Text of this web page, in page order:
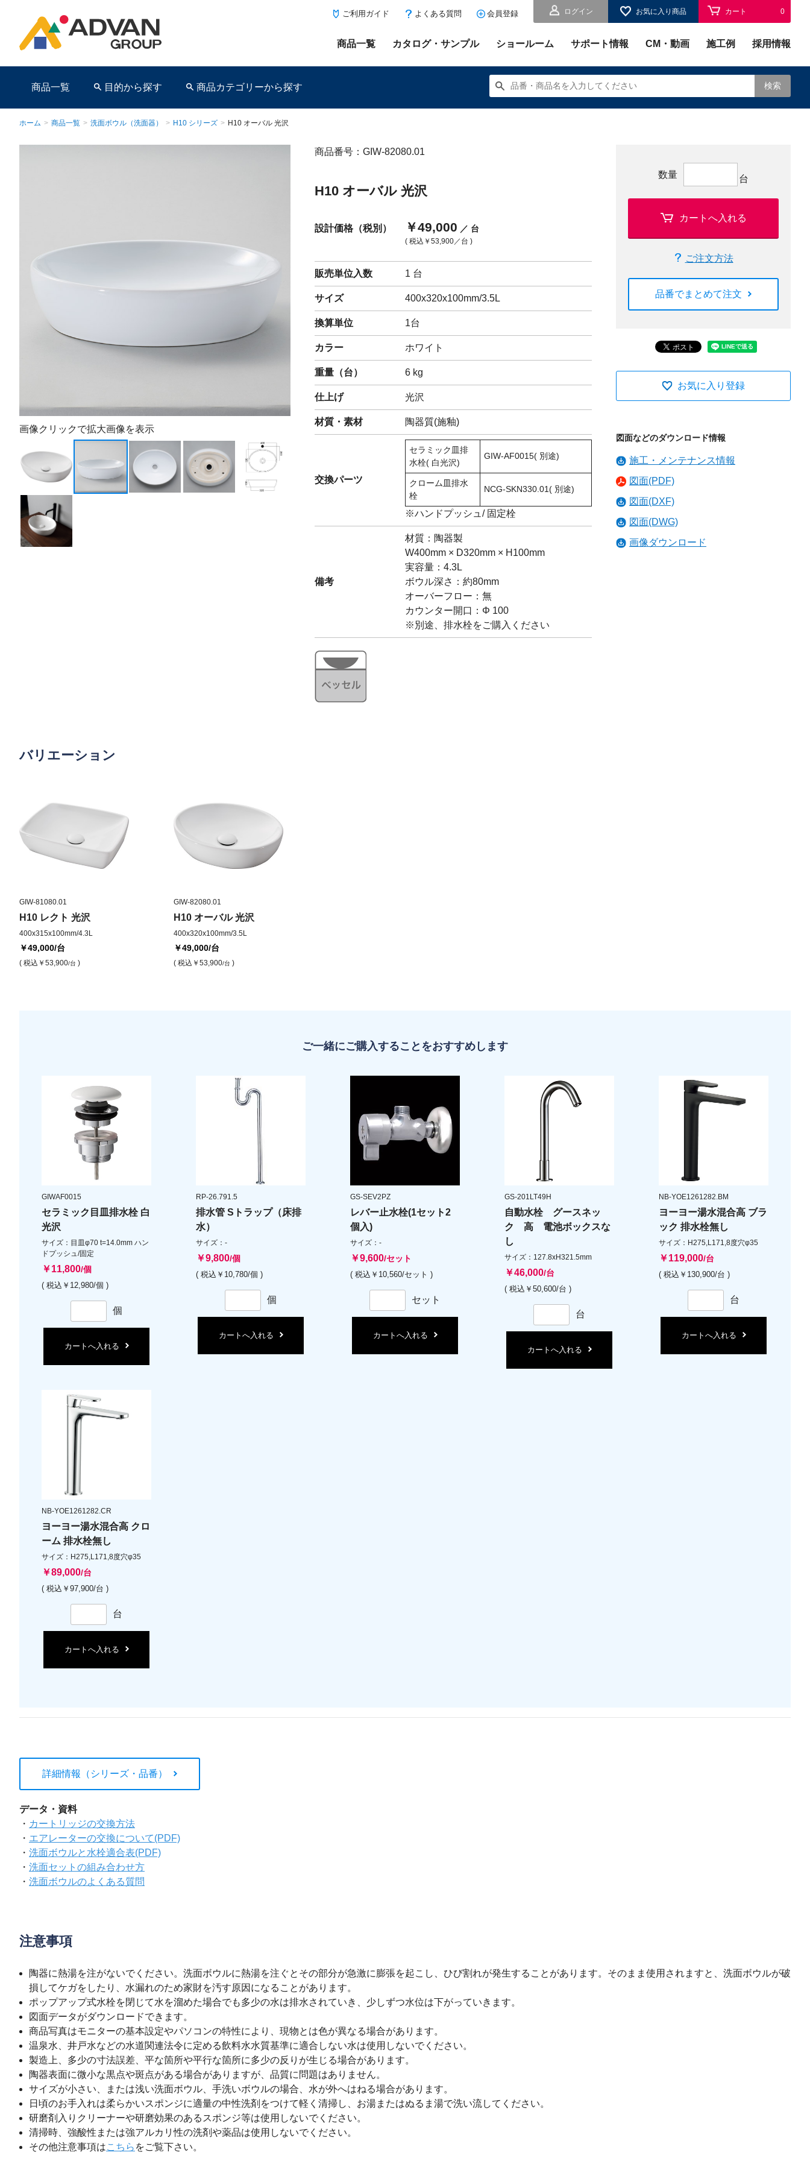
ログイン お気に入り商品 カート 0
ご利用ガイド よくある質問 会員登録
商品一覧 カタログ・サンプル ショールーム サポート情報 CM・動画 施工例 採用情報
商品一覧 目的から探す 商品カテゴリーから探す 検索
ホーム > 商品一覧 > 洗面ボウル（洗面器） > H10 シリーズ > H10 オーバル 光沢
画像クリックで拡大画像を表示
商品番号：GIW-82080.01
H10 オーバル 光沢
設計価格（税別） ￥49,000 ／ 台
( 税込 ￥53,900／台 )
販売単位入数 1 台
サイズ 400x320x100mm/3.5L
換算単位 1台
カラー ホワイト
重量（台） 6 kg
仕上げ 光沢
材質・素材 陶器質(施釉)
交換パーツ
セラミック皿排
水栓( 白光沢)
GIW-AF0015( 別途)
クローム皿排水
栓
NCG-SKN330.01( 別途)
※ハンドプッシュ/ 固定栓
備考
材質：陶器製
W400mm × D320mm × H100mm
実容量：4.3L
ボウル深さ：約80mm
オーバーフロー：無
カウンター開口：Φ 100
※別途、排水栓をご購入ください
数量 台
カートへ入れる
ご注文方法
品番でまとめて注文
お気に入り登録
図面などのダウンロード情報
施工・メンテナンス情報
図面(PDF)
図面(DXF)
図面(DWG)
画像ダウンロード
バリエーション
GIW-81080.01
H10 レクト 光沢
400x315x100mm/4.3L
￥49,000/台
( 税込 ￥53,900/台 )
GIW-82080.01
H10 オーバル 光沢
400x320x100mm/3.5L
￥49,000/台
( 税込 ￥53,900/台 )
ご一緒にご購入することをおすすめします
GIWAF0015
セラミック目皿排水栓 白
光沢
サイズ：目皿φ70 t=14.0mm ハン
ドプッシュ/固定
￥11,800/個
( 税込￥12,980/個 )
個
カートへ入れる
RP-26.791.5
排水管 Sトラップ（床排
水）
サイズ：-
￥9,800/個
( 税込￥10,780/個 )
個
カートへ入れる
GS-SEV2PZ
レバー止水栓(1セット2
個入)
サイズ：-
￥9,600/セット
( 税込￥10,560/セット )
セット
カートへ入れる
GS-201LT49H
自動水栓 グースネッ
ク 高 電池ボックスな
し
サイズ：127.8xH321.5mm
￥46,000/台
( 税込￥50,600/台 )
台
カートへ入れる
NB-YOE1261282.BM
ヨーヨー湯水混合高 ブラ
ック 排水栓無し
サイズ：H275,L171,8度穴φ35
￥119,000/台
( 税込￥130,900/台 )
台
カートへ入れる
NB-YOE1261282.CR
ヨーヨー湯水混合高 クロ
ーム 排水栓無し
サイズ：H275,L171,8度穴φ35
￥89,000/台
( 税込￥97,900/台 )
台
カートへ入れる
詳細情報（シリーズ・品番）
データ・資料
・ カートリッジの交換方法
・ エアレーターの交換について(PDF)
・ 洗面ボウルと水栓適合表(PDF)
・ 洗面セットの組み合わせ方
・ 洗面ボウルのよくある質問
注意事項
陶器に熱湯を注がないでください。洗面ボウルに熱湯を注ぐとその部分が急激に膨張を起こし、ひび割れが発生することがあります。そのまま使用されますと、洗面ボウルが破
損してケガをしたり、水漏れのため家財を汚す原因になることがあります。
ポップアップ式水栓を閉じて水を溜めた場合でも多少の水は排水されていき、少しずつ水位は下がっていきます。
図面データがダウンロードできます。
商品写真はモニターの基本設定やパソコンの特性により、現物とは色が異なる場合があります。
温泉水、井戸水などの水道関連法令に定める飲料水水質基準に適合しない水は使用しないでください。
製造上、多少の寸法誤差、平な箇所や平行な箇所に多少の反りが生じる場合があります。
陶器表面に微小な黒点や斑点がある場合がありますが、品質に問題はありません。
サイズが小さい、または浅い洗面ボウル、手洗いボウルの場合、水が外へはねる場合があります。
日頃のお手入れは柔らかいスポンジに適量の中性洗剤をつけて軽く清掃し、お湯またはぬるま湯で洗い流してください。
研磨剤入りクリーナーや研磨効果のあるスポンジ等は使用しないでください。
清掃時、強酸性または強アルカリ性の洗剤や薬品は使用しないでください。
その他注意事項はこちら をご覧下さい。